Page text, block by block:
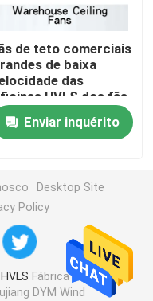
alto
de teto comerciais
de baixa
das
HVLS dos fãs
volume alto 1.5kw
7.1mEnviar inquérito
Desktop Site
Policy
Fábrica da
DYM Wind